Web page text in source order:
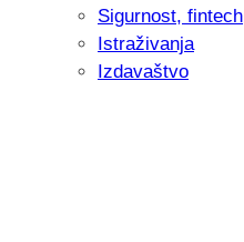
Sigurnost, fintech
Istraživanja
Izdavaštvo